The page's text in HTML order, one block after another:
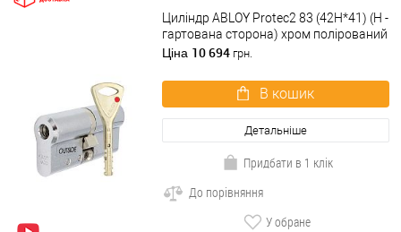
Циліндр ABLOY Protec2 83 (42H*41) (H -
гартована сторона) хром полірований
Ціна 10 694 грн.
В кошик
Детальніше
Придбати в 1 клік
До порівняння
У обране